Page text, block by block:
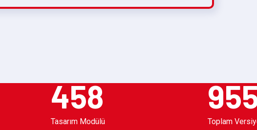
458
Tasarım Modülü
Toplam